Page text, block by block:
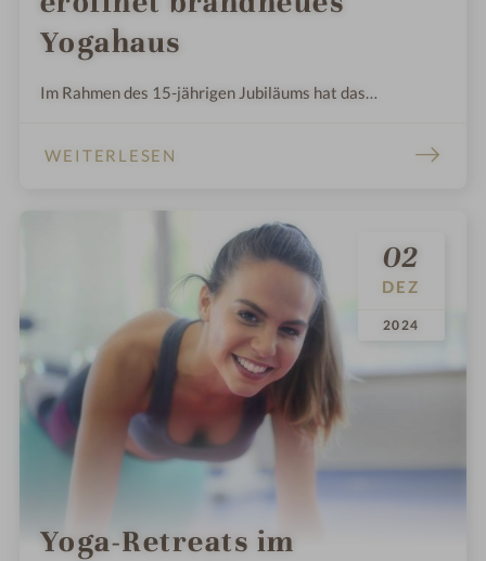
Yogahaus
Im Rahmen des 15-jährigen Jubiläums hat das
und Kraft und in nachhaltiger Bauweise neue Maßstäbe
WEITERLESEN
Yoga-Retreats im
02
.
DEZ
.
2024